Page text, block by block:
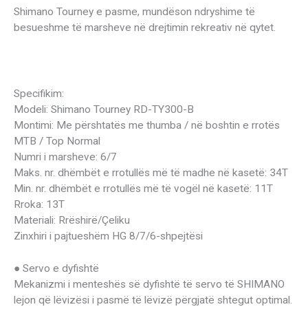
Shimano Tourney e pasme, mundëson ndryshime të
besueshme të marsheve në drejtimin rekreativ në qytet.
Specifikim:
Modeli: Shimano Tourney RD-TY300-B
Montimi: Me përshtatës me thumba / në boshtin e rrotës
MTB / Top Normal
Numri i marsheve: 6/7
Maks. nr. dhëmbët e rrotullës më të madhe në kasetë: 34T
Min. nr. dhëmbët e rrotullës më të vogël në kasetë: 11T
Rroka: 13T
Materiali: Rrëshirë/Çeliku
Zinxhiri i pajtueshëm HG 8/7/6-shpejtësi
● Servo e dyfishtë
Mekanizmi i menteshës së dyfishtë të servo të SHIMANO
lejon që lëvizësi i pasmë të lëvizë përgjatë shtegut optimal.